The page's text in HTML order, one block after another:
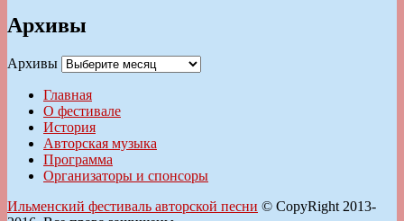
Архивы
Архивы
Главная
О фестивале
История
Авторская музыка
Программа
Организаторы и спонсоры
Ильменский фестиваль авторской песни © CopyRight 2013-